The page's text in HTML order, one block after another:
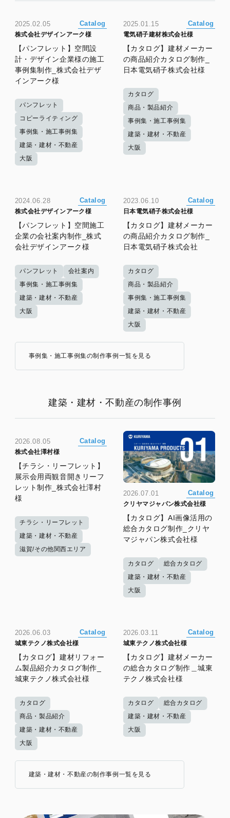
2025.02.05 Catalog
株式会社デザインアーク様
【パンフレット】空間設
計・デザイン企業様の施工
事例集制作_株式会社デザ
インアーク様
パンフレット
コピーライティング
事例集・施工事例集
建築・建材・不動産
大阪
2025.01.15 Catalog
電気硝子建材株式会社様
【カタログ】建材メーカー
の商品紹介カタログ制作_
日本電気硝子株式会社様
カタログ
商品・製品紹介
事例集・施工事例集
建築・建材・不動産
大阪
2024.06.28 Catalog
株式会社デザインアーク様
【パンフレット】空間施工
企業の会社案内制作_株式
会社デザインアーク様
パンフレット
会社案内
事例集・施工事例集
建築・建材・不動産
大阪
2023.06.10 Catalog
日本電気硝子株式会社様
【カタログ】建材メーカー
の商品紹介カタログ制作_
日本電気硝子株式会社
カタログ
商品・製品紹介
事例集・施工事例集
建築・建材・不動産
大阪
事例集・施工事例集の制作事例一覧を見る
建築・建材・不動産の制作事例
2026.08.05 Catalog
株式会社澤村様
【チラシ・リーフレット】
展示会用両観音開きリーフ
レット制作_株式会社澤村
様
チラシ・リーフレット
建築・建材・不動産
滋賀/その他関西エリア
2026.07.01 Catalog
クリヤマジャパン株式会社様
【カタログ】AI画像活用の
総合カタログ制作_クリヤ
マジャパン株式会社様
カタログ
総合カタログ
建築・建材・不動産
大阪
2026.06.03 Catalog
城東テクノ株式会社様
【カタログ】建材リフォー
ム製品紹介カタログ制作_
城東テクノ株式会社様
カタログ
商品・製品紹介
建築・建材・不動産
大阪
2026.03.11 Catalog
城東テクノ株式会社様
【カタログ】建材メーカー
の総合カタログ制作＿城東
テクノ株式会社様
カタログ
総合カタログ
建築・建材・不動産
大阪
建築・建材・不動産の制作事例一覧を見る